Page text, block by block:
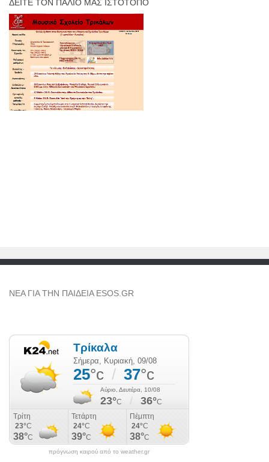
ΔΕΊΤΕ ΤΟΝ ΠΑΛΙΌ ΜΑΣ ΙΣΤΌΤΟΠΟ
NEA ΓΙΑ ΤΗΝ ΠΑΙΔΕΙΑ ESOS.GR
πρόγνωση καιρού από το weather.gr